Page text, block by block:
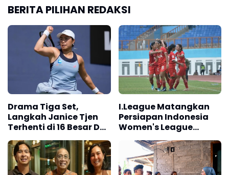
BERITA PILIHAN REDAKSI
Drama Tiga Set,
Langkah Janice Tjen
Terhenti di 16 Besar DC
I.League Matangkan
Persiapan Indonesia
Women's League